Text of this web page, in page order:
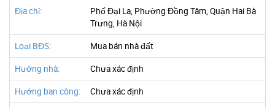
Địa chỉ:
Phố Đại La, Phường Đồng Tâm, Quận Hai Bà
Trưng, Hà Nội
Loại BĐS: Mua bán nhà đất
Hướng nhà: Chưa xác định
Hướng ban công: Chưa xác định